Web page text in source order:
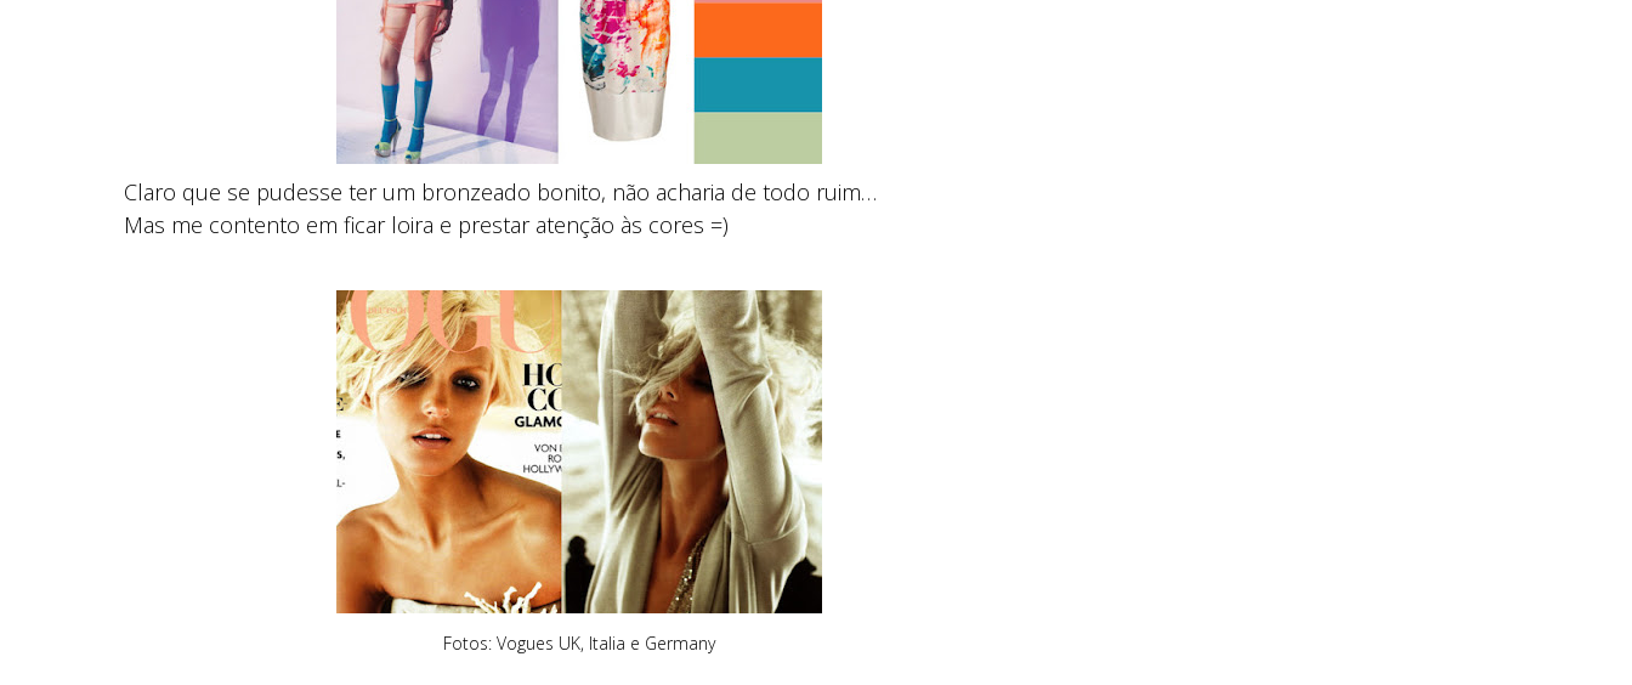
Claro que se pudesse ter um bronzeado bonito, não acharia de todo ruim…
Mas me contento em ficar loira e prestar atenção às cores =)
Fotos: Vogues UK, Italia e Germany